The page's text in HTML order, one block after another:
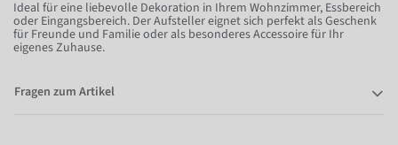
Ideal für eine liebevolle Dekoration in Ihrem Wohnzimmer, Essbereich
oder Eingangsbereich. Der Aufsteller eignet sich perfekt als Geschenk
für Freunde und Familie oder als besonderes Accessoire für Ihr
eigenes Zuhause.
Fragen zum Artikel